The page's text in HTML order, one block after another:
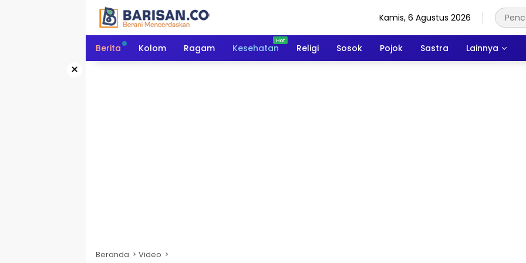
Kamis, 6 Agustus 2026
Berita Kolom Ragam Kesehatan Religi Sosok Pojok Sastra Lainnya
×
Beranda Video